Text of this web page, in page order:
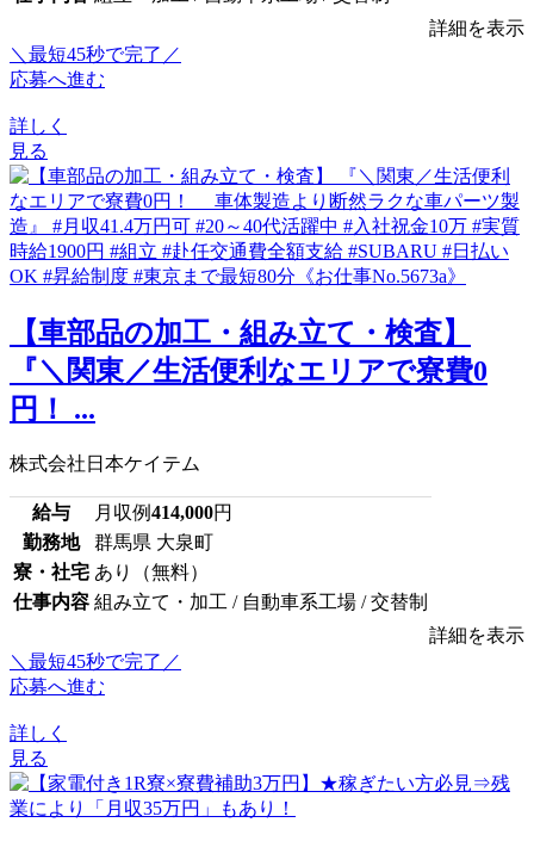
詳細を表示
＼最短45秒で完了／
応募へ進む
詳しく
見る
【車部品の加工・組み立て・検査】
『＼関東／生活便利なエリアで寮費0
円！ ...
株式会社日本ケイテム
給与 月収例414,000円
勤務地
群馬県 大泉町
寮・社宅 あり（無料）
仕事内容 組み立て・加工 / 自動車系工場 / 交替制
詳細を表示
＼最短45秒で完了／
応募へ進む
詳しく
見る